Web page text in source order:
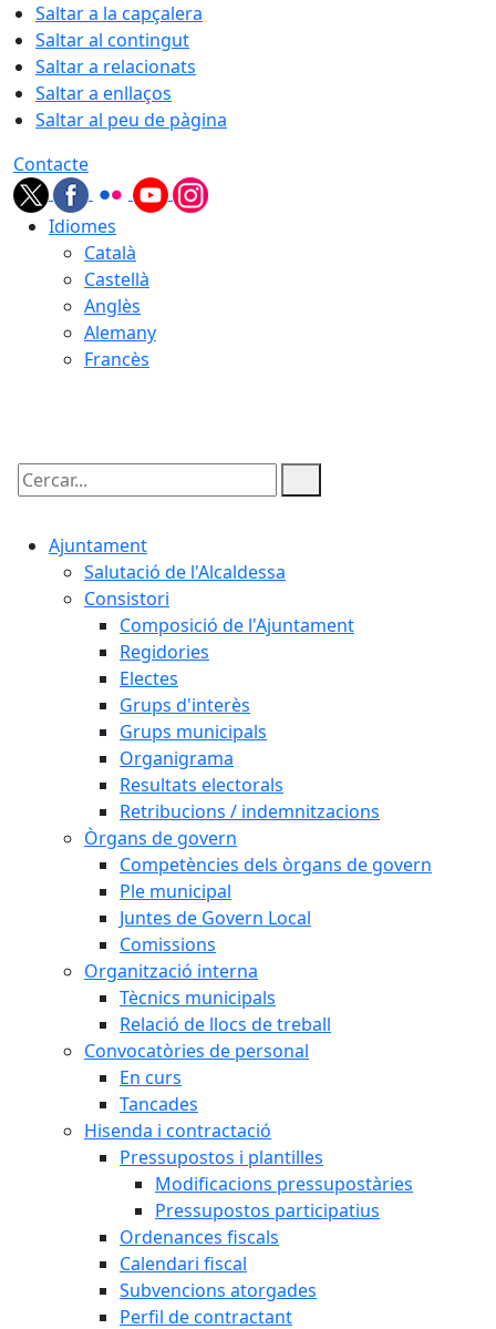
Saltar a la capçalera
Saltar al contingut
Saltar a relacionats
Saltar a enllaços
Saltar al peu de pàgina
Contacte
Idiomes
Català
Castellà
Anglès
Alemany
Francès
Cercar:
Ajuntament
Salutació de l'Alcaldessa
Consistori
Composició de l'Ajuntament
Regidories
Electes
Grups d'interès
Grups municipals
Organigrama
Resultats electorals
Retribucions / indemnitzacions
Òrgans de govern
Competències dels òrgans de govern
Ple municipal
Juntes de Govern Local
Comissions
Organització interna
Tècnics municipals
Relació de llocs de treball
Convocatòries de personal
En curs
Tancades
Hisenda i contractació
Pressupostos i plantilles
Modificacions pressupostàries
Pressupostos participatius
Ordenances fiscals
Calendari fiscal
Subvencions atorgades
Perfil de contractant